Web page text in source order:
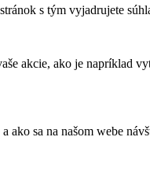
s tým vyjadrujete
akcie, ako je napríklad
sa na našom webe